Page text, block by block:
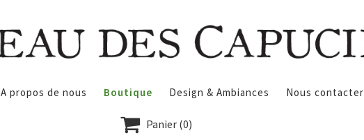
A propos de nous Boutique Design & Ambiances Nous contacter
 Panier (0)